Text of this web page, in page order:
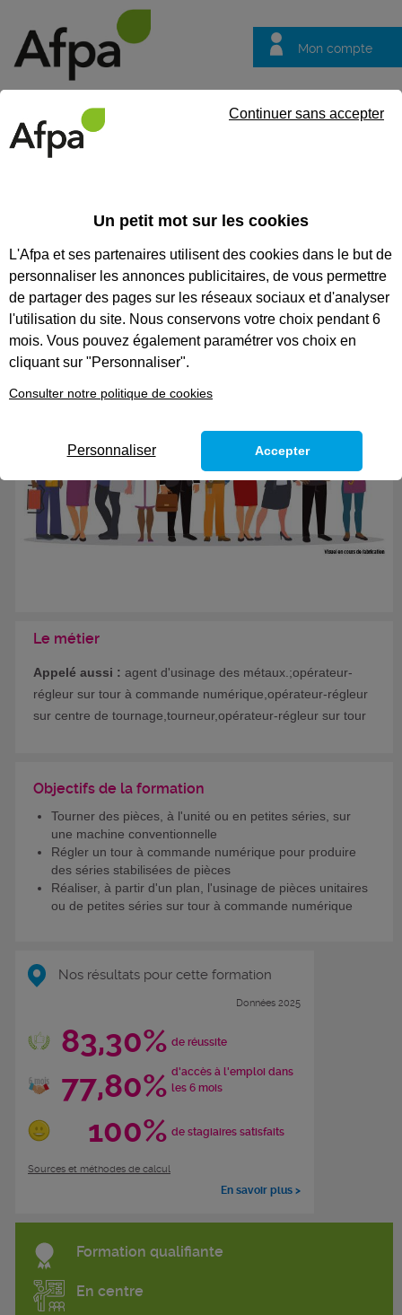
Mon compte
questions
CODES
TOURNEUR EN RÉALISATION
DE PIÈCES MÉCANIQUES
Le métier
Appelé aussi : agent d'usinage des métaux.;opérateur-
régleur sur tour à commande numérique,opérateur-régleur
sur centre de tournage,tourneur,opérateur-régleur sur tour
Objectifs de la formation
Tourner des pièces, à l'unité ou en petites séries, sur
une machine conventionnelle
Régler un tour à commande numérique pour produire
des séries stabilisées de pièces
Réaliser, à partir d'un plan, l'usinage de pièces unitaires
ou de petites séries sur tour à commande numérique
Nos résultats pour cette formation
Données 2025
83,30% de réussite
77,80% d'accès à l'emploi dans
les 6 mois
100% de stagiaires satisfaits
Sources et méthodes de calcul
En savoir plus >
Formation qualifiante
En centre
Un petit mot sur les cookies
L'Afpa et ses partenaires utilisent des cookies dans le but de
personnaliser les annonces publicitaires, de vous permettre
de partager des pages sur les réseaux sociaux et d'analyser
l'utilisation du site. Nous conservons votre choix pendant 6
mois. Vous pouvez également paramétrer vos choix en
cliquant sur "Personnaliser".
Consulter notre politique de cookies
Continuer sans accepter
Personnaliser Accepter